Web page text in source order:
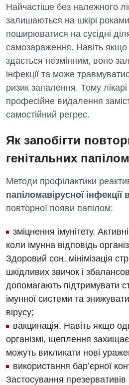
Найчастіше без належного
залишаються на шкірі
поширюватися на сусідні
самозараження. Навіть якщо
здається незмінним, воно
інфекції та може
ризик запалення. Тому
професійне видалення
самостійний регрес.
Як запобігти
генітальних
Методи профілактики
папіломавірусної інфекції
повторної появи папілом:
зміцнення імунітету.
коли імунна відповідь
Здоровий сон, мінімізація
шкідливих звичок і
допомагають підтримувати
імунної системи та
вірусу;
вакцинація. Навіть якщо
організмі, щеплення
можуть викликати нові
використання бар’єрної
Застосування